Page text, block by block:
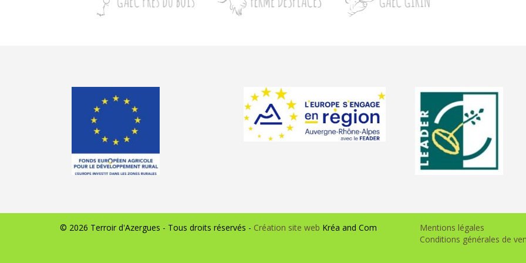
© 2026 Terroir d'Azergues - Tous droits réservés - Création site web Kréa and Com
Mentions légales
Conditions générales de